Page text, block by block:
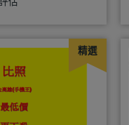
精選